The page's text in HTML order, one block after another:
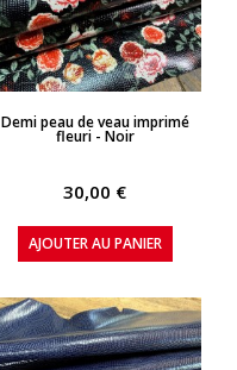
APERÇU RAPIDE
Demi peau de veau imprimé
fleuri - Noir
30,00 €
AJOUTER AU PANIER